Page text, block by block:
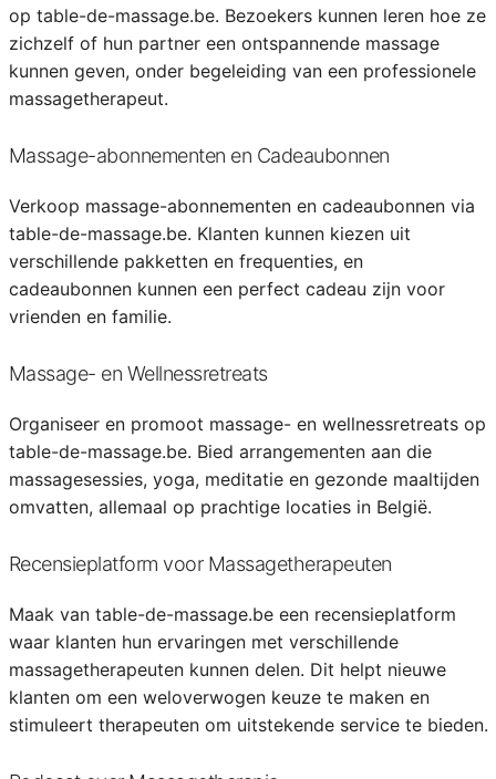
op table-de-massage.be. Bezoekers kunnen leren hoe ze
zichzelf of hun partner een ontspannende massage
kunnen geven, onder begeleiding van een professionele
massagetherapeut.
Massage-abonnementen en Cadeaubonnen
Verkoop massage-abonnementen en cadeaubonnen via
table-de-massage.be. Klanten kunnen kiezen uit
verschillende pakketten en frequenties, en
cadeaubonnen kunnen een perfect cadeau zijn voor
vrienden en familie.
Massage- en Wellnessretreats
Organiseer en promoot massage- en wellnessretreats op
table-de-massage.be. Bied arrangementen aan die
massagesessies, yoga, meditatie en gezonde maaltijden
omvatten, allemaal op prachtige locaties in België.
Recensieplatform voor Massagetherapeuten
Maak van table-de-massage.be een recensieplatform
waar klanten hun ervaringen met verschillende
massagetherapeuten kunnen delen. Dit helpt nieuwe
klanten om een weloverwogen keuze te maken en
stimuleert therapeuten om uitstekende service te bieden.